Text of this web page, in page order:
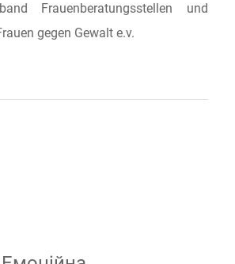
Frauenberatungsstellen und
gegen Gewalt e.v.